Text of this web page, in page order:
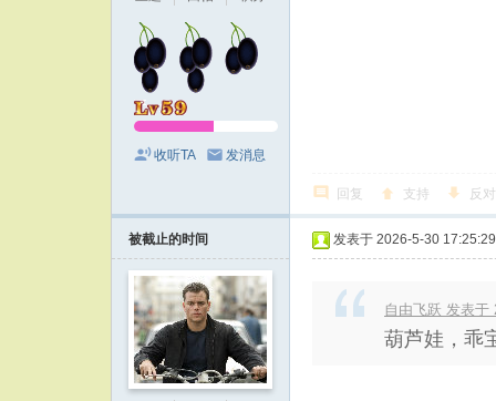
收听TA 发消息
回复 支持 反对
被截止的时间 发表于 2026-5-30 17:25:29
自由飞跃 发表于
葫芦娃，乖